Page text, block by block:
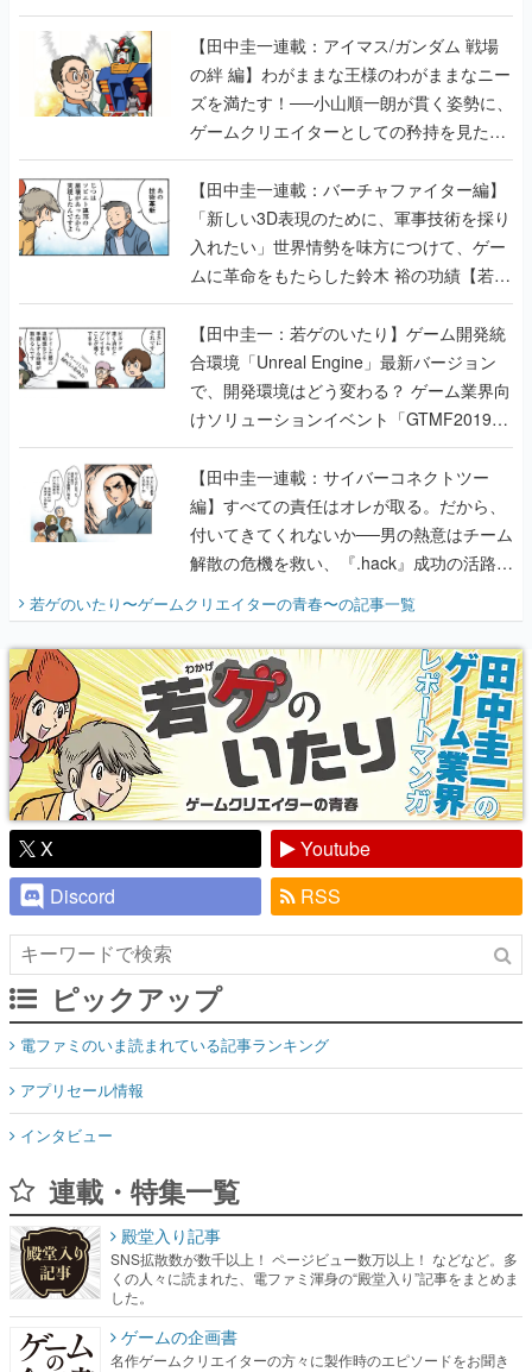
【田中圭一連載：アイマス/ガンダム 戦場
の絆 編】わがままな王様のわがままなニー
ズを満たす！──小山順一朗が貫く姿勢に、
ゲームクリエイターとしての矜持を見た
【若ゲのいたり最終回】
【田中圭一連載：バーチャファイター編】
「新しい3D表現のために、軍事技術を採り
入れたい」世界情勢を味方につけて、ゲー
ムに革命をもたらした鈴木 裕の功績【若ゲ
のいたり】
【田中圭一：若ゲのいたり】ゲーム開発統
合環境「Unreal Engine」最新バージョン
で、開発環境はどう変わる？ ゲーム業界向
けソリューションイベント「GTMF2019」
に行って、より理解を深めよう【PR】
【田中圭一連載：サイバーコネクトツー
編】すべての責任はオレが取る。だから、
付いてきてくれないか──男の熱意はチーム
解散の危機を救い、『.hack』成功の活路を
『少年ジャンプ』色だった【若ゲのいた
り】
若ゲのいたり〜ゲームクリエイターの青春〜の記事一覧
X
Youtube
Discord
RSS
ピックアップ
電ファミのいま読まれている記事ランキング
アプリセール情報
インタビュー
連載・特集一覧
殿堂入り記事
SNS拡散数が数千以上！ ページビュー数万以上！ などなど。多
くの人々に読まれた、電ファミ渾身の“殿堂入り”記事をまとめま
した。
ゲームの企画書
名作ゲームクリエイターの方々に製作時のエピソードをお聞き